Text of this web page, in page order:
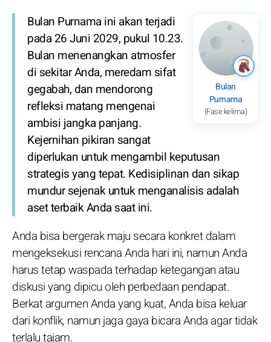
Bulan
Purnama
(Fase kelima)
Bulan Purnama ini akan terjadi
pada 26 Juni 2029, pukul 10.23.
Bulan menenangkan atmosfer
di sekitar Anda, meredam sifat
gegabah, dan mendorong
refleksi matang mengenai
ambisi jangka panjang.
Kejernihan pikiran sangat
diperlukan untuk mengambil keputusan
strategis yang tepat. Kedisiplinan dan sikap
mundur sejenak untuk menganalisis adalah
aset terbaik Anda saat ini.
Anda bisa bergerak maju secara konkret dalam
mengeksekusi rencana Anda hari ini, namun Anda
harus tetap waspada terhadap ketegangan atau
diskusi yang dipicu oleh perbedaan pendapat.
Berkat argumen Anda yang kuat, Anda bisa keluar
dari konflik, namun jaga gaya bicara Anda agar tidak
terlalu tajam.